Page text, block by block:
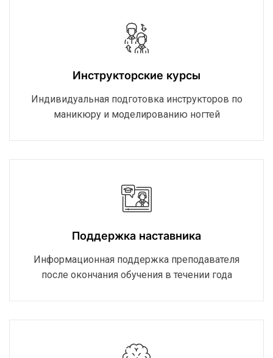
Инструкторские курсы
Индивидуальная подготовка инструкторов по
маникюру и моделированию ногтей
Поддержка наставника
Информационная поддержка преподавателя
после окончания обучения в течении года